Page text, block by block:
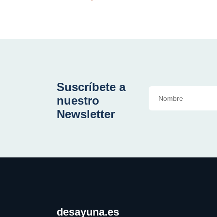
Suscríbete a
nuestro
Newsletter
desayuna.es